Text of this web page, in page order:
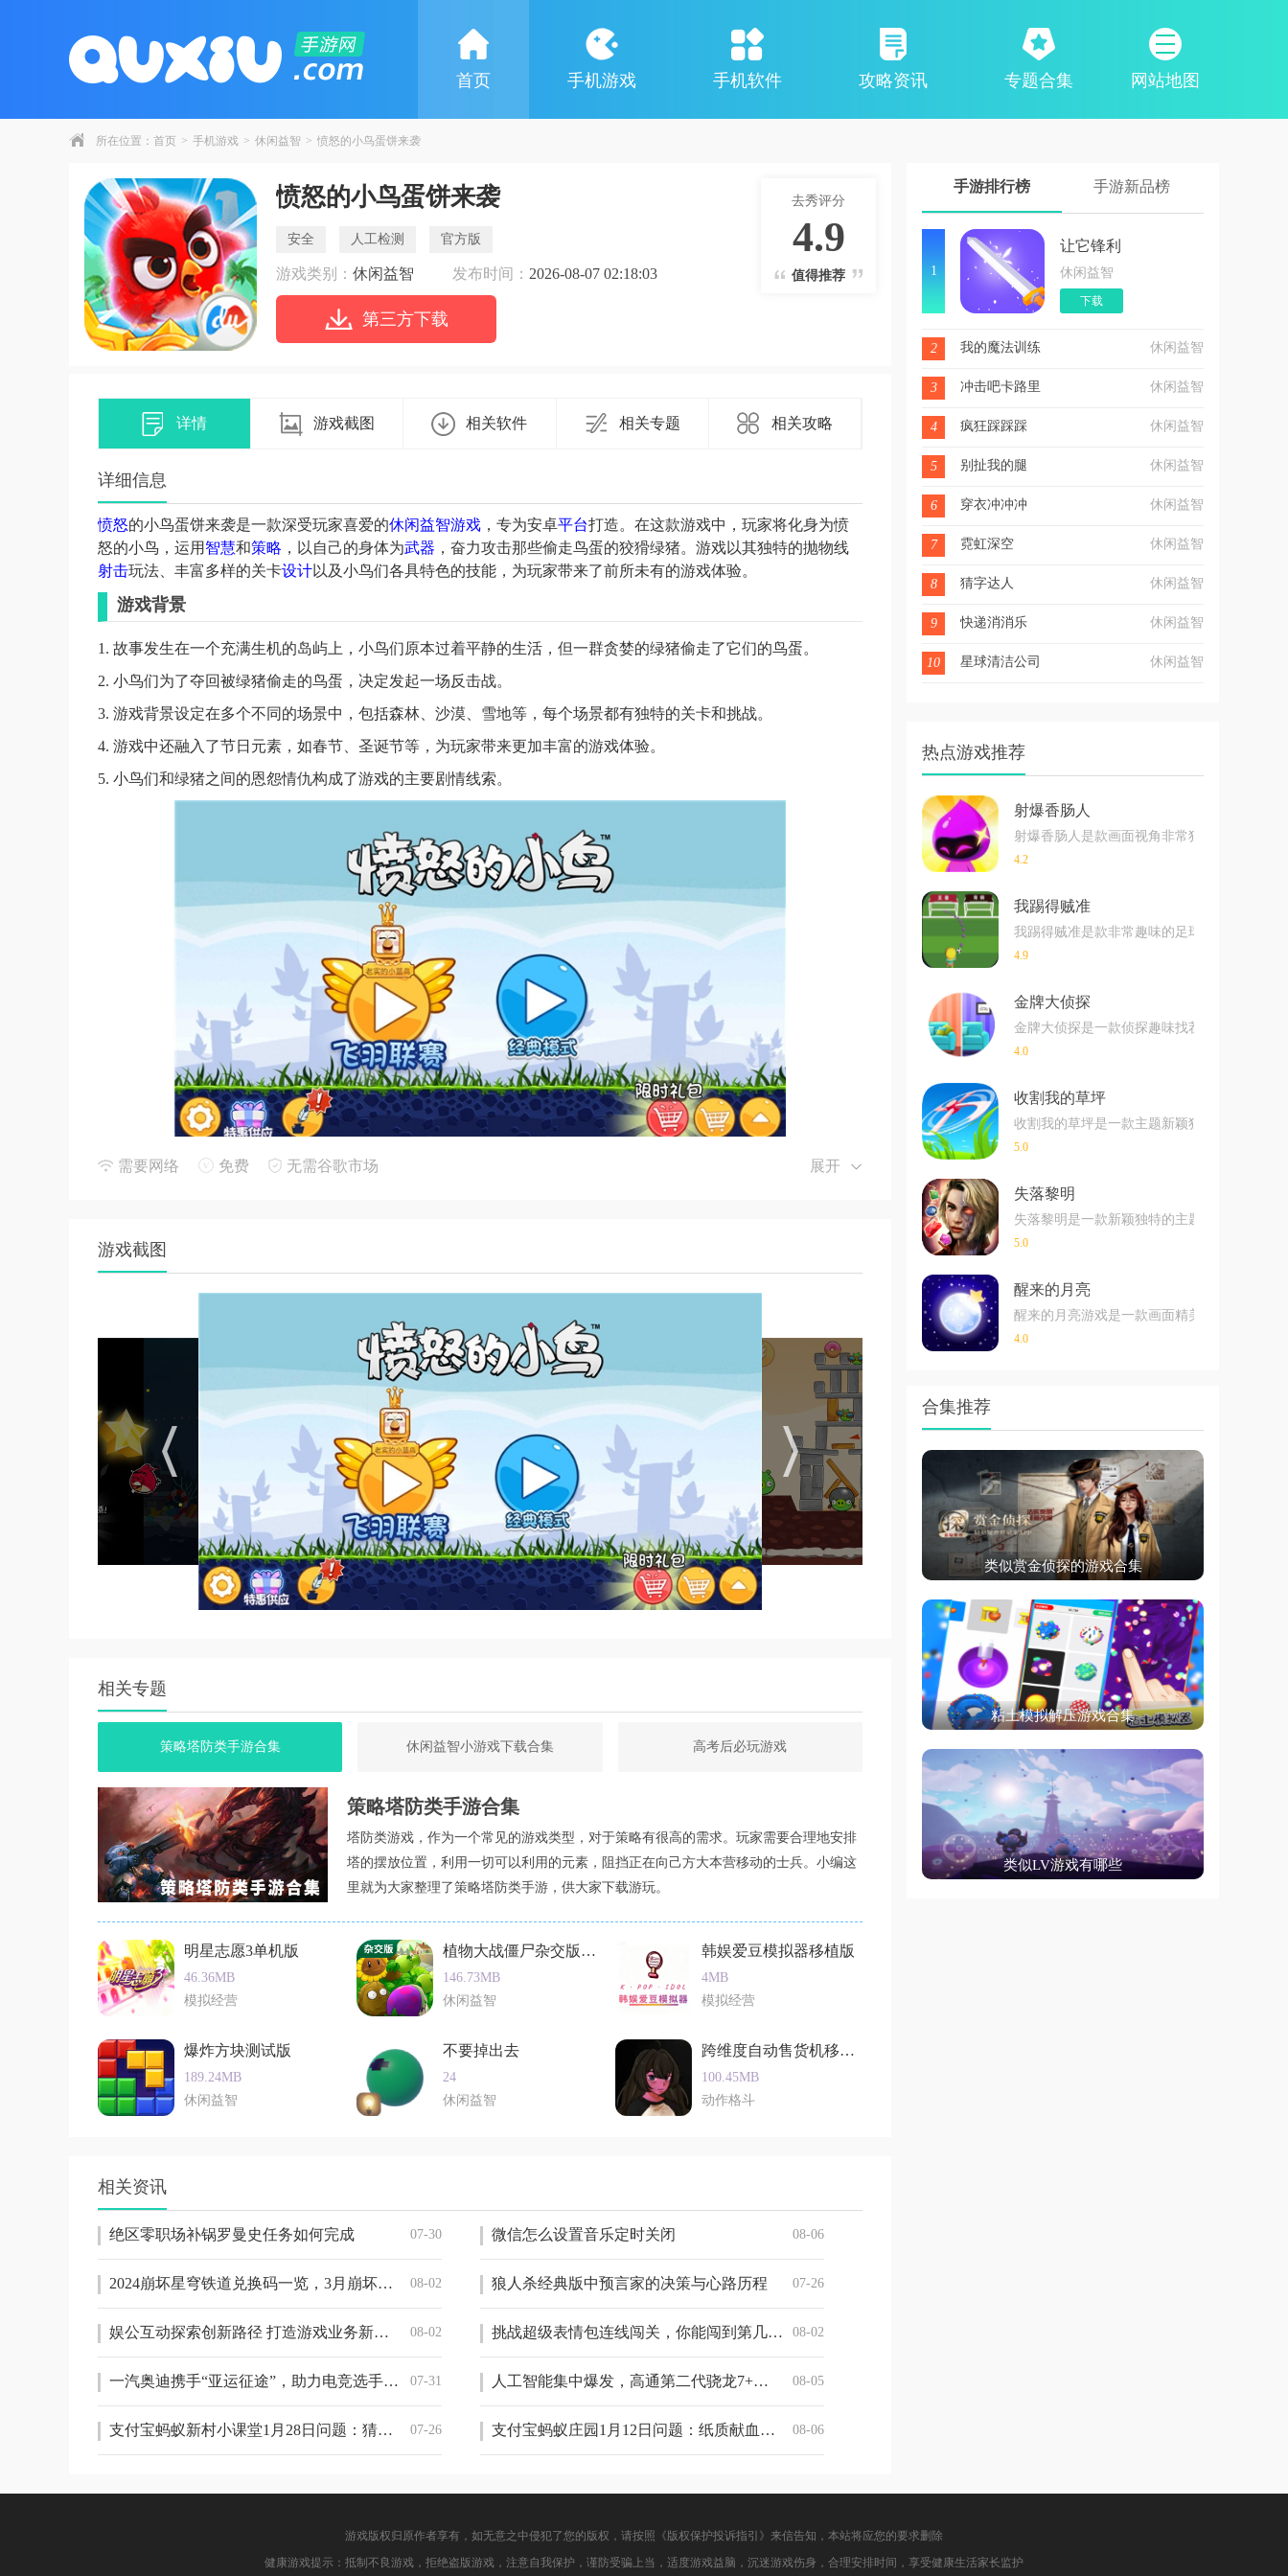
网站地图
首页 手机游戏 手机软件 攻略资讯 专题合集
所在位置： 首页 > 手机游戏 > 休闲益智 > 愤怒的小鸟蛋饼来袭
愤怒的小鸟蛋饼来袭
安全 人工检测 官方版
游戏类别： 休闲益智 发布时间： 2026-08-07 02:18:03
第三方下载
去秀评分
4.9
值得推荐
详情 游戏截图 相关软件 相关专题 相关攻略
详细信息
愤怒的小鸟蛋饼来袭是一款深受玩家喜爱的休闲益智游戏 ，专为安卓平台打造。在这款游戏中，玩家将化身为愤
怒的小鸟，运用 智慧和策略 ，以自己的身体为武器 ，奋力攻击那些偷走鸟蛋的狡猾绿猪。游戏以其独特的抛物线
射击玩法、丰富多样的关卡设计以及小鸟们各具特色的技能，为玩家带来了前所未有的游戏体验。
游戏背景
1. 故事发生在一个充满生机的岛屿上，小鸟们原本过着平静的生活，但一群贪婪的绿猪偷走了它们的鸟蛋。
2. 小鸟们为了夺回被绿猪偷走的鸟蛋，决定发起一场反击战。
3. 游戏背景设定在多个不同的场景中，包括森林、沙漠、雪地等，每个场景都有独特的关卡和挑战。
4. 游戏中还融入了节日元素，如春节、圣诞节等，为玩家带来更加丰富的游戏体验。
5. 小鸟们和绿猪之间的恩怨情仇构成了游戏的主要剧情线索。
游戏玩法
2. 每种小鸟都有独特的技能和攻击方式，如加速、爆炸、分裂等。
3. 游戏关卡丰富多样，从简单的入门关卡到复杂的挑战关卡，每一关都充满了惊喜和挑战。
1. 玩家们普遍认为游戏画面精美，色彩鲜艳，为玩家带来了极致的视觉享受。
2. 游戏的玩法有趣且富有挑战性，让玩家在轻松愉快的氛围中度过愉快的时光。
3. 玩家们对游戏中新增的道具鸟和技能表示赞赏，认为这些新元素为游戏增添了更多乐趣。
4. 一些玩家建议增加更多关卡和场景，以满足他们的游戏需求。
5. 还有玩家希望游戏能够增加更多的社交互动功能，如好友对战、排行榜等。
游戏讲解
1. 在游戏开始前，玩家需要熟悉每种小鸟的技能和攻击方式。
2. 合理利用游戏中的道具，如炸弹、加速器等，可以帮助玩家顺利通关。
5. 游戏还提供了多种成就和任务，鼓励玩家不断挑战自我。
游戏互动
1. 游戏支持玩家之间的分享功能，可以将自己的游戏成绩和心得分享给好友。
2. 玩家可以在游戏中与其他玩家进行互动，如点赞、评论等。
3. 游戏还提供了排行榜功能，玩家可以查看自己在全球玩家中的排名。
4. 玩家可以通过参与游戏内的活动，赢取丰厚的奖励。
游戏测评
愤怒的小鸟蛋饼来袭以其独特的游戏玩法、精美的画面和丰富的关卡设计，赢得了广大玩家的喜爱。游戏不仅考
验玩家的智慧和策略，还提供了多种有趣的挑战和成就。同时，游戏还不断更新和完善，为玩家带来更加丰富的
游戏体验。无论是新手还是老手，都能在游戏中找到适合自己的乐趣和挑战。总之，愤怒的小鸟蛋饼来袭是一款
值得一试的休闲益智游戏。
需要网络 免费 无需谷歌市场 展开
游戏截图
相关专题
策略塔防类手游合集 休闲益智小游戏下载合集 高考后必玩游戏
策略塔防类手游合集
塔防类游戏，作为一个常见的游戏类型，对于策略有很高的需求。玩家需要合理地安排
塔的摆放位置，利用一切可以利用的元素，阻挡正在向己方大本营移动的士兵。小编这
里就为大家整理了策略塔防类手游，供大家下载游玩。
明星志愿3单机版
46.36MB
模拟经营
植物大战僵尸杂交版ios去更新版
146.73MB
休闲益智
韩娱爱豆模拟器移植版
4MB
模拟经营
爆炸方块测试版
189.24MB
休闲益智
不要掉出去
24
休闲益智
跨维度自动售货机移植版
100.45MB
动作格斗
相关资讯
07-30
绝区零职场补锅罗曼史任务如何完成 08-06
微信怎么设置音乐定时关闭
08-02
2024崩坏星穹铁道兑换码一览，3月崩坏星穹铁道兑换码分享 07-26
狼人杀经典版中预言家的决策与心路历程
08-02
娱公互动探索创新路径 打造游戏业务新亮点 08-02
挑战超级表情包连线闯关，你能闯到第几关?
07-31
一汽奥迪携手“亚运征途”，助力电竞选手A到底 08-05
人工智能集中爆发，高通第二代骁龙7+如何赋能终端侧AI？
07-26
支付宝蚂蚁新村小课堂1月28日问题：猜一猜：古人在年后复工时，也会发放“开工红包”吗 08-06
支付宝蚂蚁庄园1月12日问题：纸质献血证不好携带，有电子献血证吗
手游排行榜 手游新品榜
1
让它锋利
休闲益智
下载
2 我的魔法训练 休闲益智
3 冲击吧卡路里 休闲益智
4 疯狂踩踩踩 休闲益智
5 别扯我的腿 休闲益智
6 穿衣冲冲冲 休闲益智
7 霓虹深空 休闲益智
8 猜字达人 休闲益智
9 快递消消乐 休闲益智
10 星球清洁公司 休闲益智
热点游戏推荐
射爆香肠人
射爆香肠人是款画面视角非常独特的休闲闯
4.2
我踢得贼准
我踢得贼准是款非常趣味的足球射门闯关小
4.9
金牌大侦探
金牌大侦探是一款侦探趣味找茬玩法的游戏
4.0
收割我的草坪
收割我的草坪是一款主题新颖独特的超解压
5.0
失落黎明
失落黎明是一款新颖独特的主题消除游戏在
5.0
醒来的月亮
醒来的月亮游戏是一款画面精美，场景设计
4.0
合集推荐
类似赏金侦探的游戏合集
粘土模拟解压游戏合集
类似LV游戏有哪些
游戏版权归原作者享有，如无意之中侵犯了您的版权，请按照《版权保护投诉指引》来信告知，本站将应您的要求删除
健康游戏提示：抵制不良游戏，拒绝盗版游戏，注意自我保护，谨防受骗上当，适度游戏益脑，沉迷游戏伤身，合理安排时间，享受健康生活家长监护